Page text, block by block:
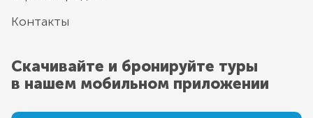
Контакты
Скачивайте и бронируйте туры
в нашем мобильном приложении